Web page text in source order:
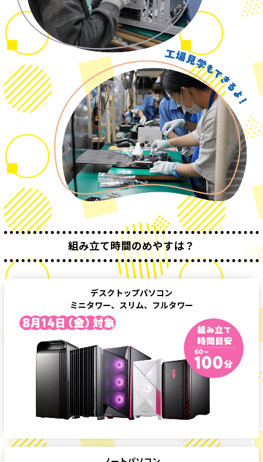
組み立て時間のめやすは？
デスクトップパソコン
ミニタワー、スリム、フルタワー